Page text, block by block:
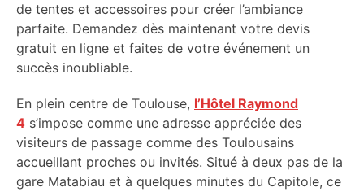
de tentes et accessoires pour créer l’ambiance
parfaite. Demandez dès maintenant votre devis
gratuit en ligne et faites de votre événement un
succès inoubliable.
En plein centre de Toulouse, l’Hôtel Raymond
4 s’impose comme une adresse appréciée des
visiteurs de passage comme des Toulousains
accueillant proches ou invités. Situé à deux pas de la
gare Matabiau et à quelques minutes du Capitole, ce